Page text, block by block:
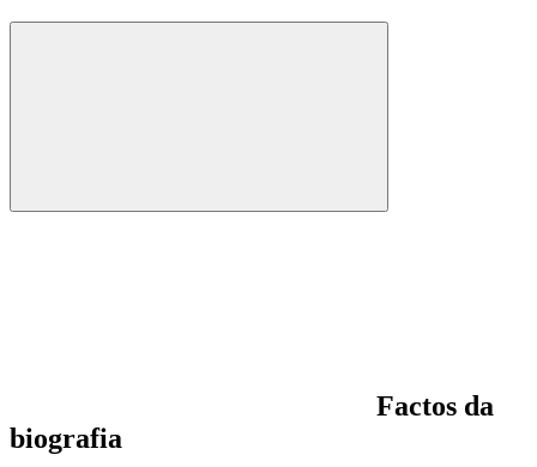
Factos da
biografia